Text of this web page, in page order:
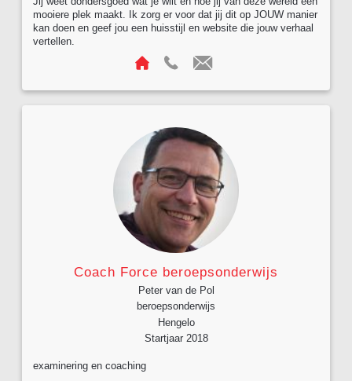
mooiere plek maakt. Ik zorg er voor dat jij dit op JOUW manier
kan doen en geef jou een huisstijl en website die jouw verhaal
vertellen.
Coach Force beroepsonderwijs
Peter van de Pol
beroepsonderwijs
Hengelo
Startjaar 2018
examinering en coaching